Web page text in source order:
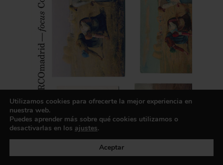
descargar pdf
Utilizamos cookies para ofrecerte la mejor experiencia en
nuestra web.
Puedes aprender más sobre qué cookies utilizamos o
desactivarlas en los ajustes.
Aceptar